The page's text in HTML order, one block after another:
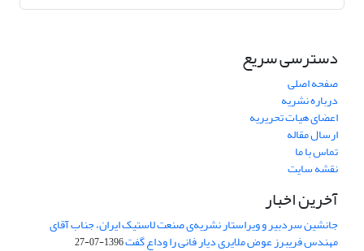
دسترسی سریع
صفحه اصلی
درباره نشریه
اعضای هیات تحریریه
ارسال مقاله
تماس با ما
نقشه سایت
آخرین اخبار
جانشین سردبیر و ویراستار نشریه‌ی صنعت لاستیک ایران، جناب آقای
مهندس فریبرز عوض ملایری دیار فانی را وداع گفت1396-07-27